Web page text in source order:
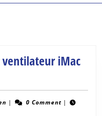
iMac
Technicien
| 0 Comment |